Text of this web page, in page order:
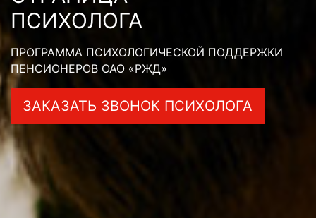
ПСИХОЛОГА
ПРОГРАММА ПСИХОЛОГИЧЕСКОЙ ПОДДЕРЖКИ
ПЕНСИОНЕРОВ ОАО «РЖД»
ЗАКАЗАТЬ ЗВОНОК ПСИХОЛОГА